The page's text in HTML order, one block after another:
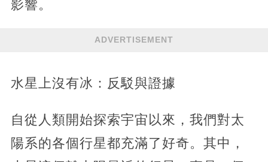
影響。
ADVERTISEMENT
水星上沒有冰：反駁與證據
自從人類開始探索宇宙以來，我們對太
陽系的各個行星都充滿了好奇。其中，